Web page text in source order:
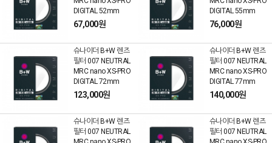
DIGITAL 52mm
67,000원
DIGITAL 55mm
76,000원
슈나이더 B+W 렌즈
필터 007 NEUTRAL
MRC nano XS-PRO
DIGITAL 72mm
123,000원
슈나이더 B+W 렌즈
필터 007 NEUTRAL
MRC nano XS-PRO
DIGITAL 77mm
140,000원
슈나이더 B+W 렌즈
필터 007 NEUTRAL
슈나이더 B+W 렌즈
필터 007 NEUTRAL